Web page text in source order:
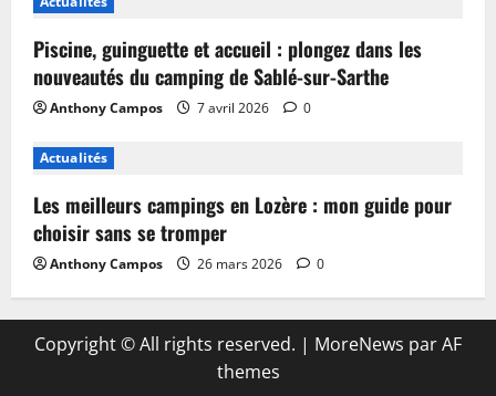
Piscine, guinguette et accueil : plongez dans les
nouveautés du camping de Sablé-sur-Sarthe
Anthony Campos 7 avril 2026 0
Actualités
Les meilleurs campings en Lozère : mon guide pour
choisir sans se tromper
Anthony Campos 26 mars 2026 0
Copyright © All rights reserved. | MoreNews par AF
themes